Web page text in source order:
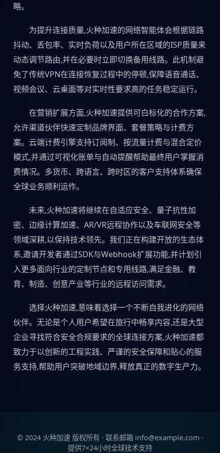
略。
为提升连接质量,火种加速的网络智能体会根据链路
抖动、丢包率、实时负荷以及用户所在区域的ISP质量来
动态调节路由,并在必要时立即切换备用线路。此机制避
免了传统VPN在连接恢复过程中的停顿,保障语音通话、
视频会议、云桌面等对实时性要求高的任务稳定运行。
在营销扩展方面,火种加速提供可白标化的合作方案,
允许渠道伙伴快速定制品牌界面、套餐策略与计费方
案。云端计费引擎支持订阅制、按流量计费与混合定价
模式,并通过可视化账单与自动提醒帮助最终用户掌握消
费情况。多货币、跨语言、跨时区的客户支持体系确保
全球业务顺利运作。
未来,火种加速将继续在自适应安全、量子抗性加
密、边缘计算加速、AR/VR远程协作以及车联网安全等
领域深耕,以保持技术领先。我们正在构建开放的生态体
系,邀请开发者通过SDK与Webhook扩展功能,并计划引
入更多面向行业的定制节点和专用线路,满足金融、教
育、制造、创意产业等行业的远程访问需求。
选择火种加速,意味着选择一个不断自我进化的网络
伙伴。无论是个人用户希望在旅行中畅享内容,还是大型
企业寻找符合安全合规要求的全球连接方案,火种加速都
致力于以创新的工程实践、严谨的安全保障和贴心的服
务支持,帮助用户突破地域边界,释放真正的数字生产力。
© 2024 火种加速 版权所有 · 联系邮箱 info@example.com ·
提供7×24小时全球技术支持